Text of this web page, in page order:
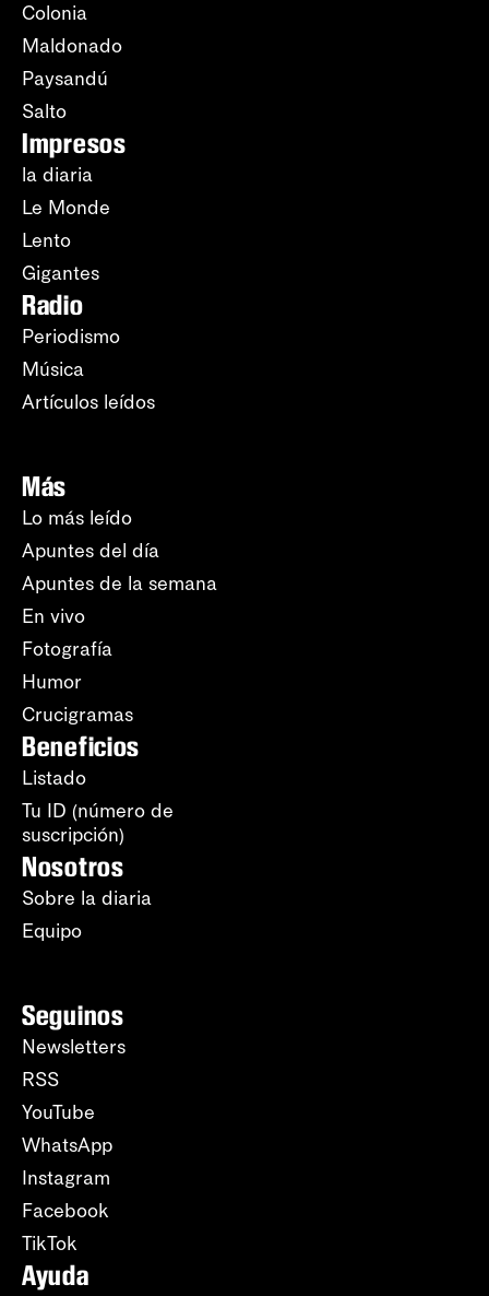
Colonia
Maldonado
Paysandú
Salto
Impresos
la diaria
Le Monde
Lento
Gigantes
Radio
Periodismo
Música
Artículos leídos
Más
Lo más leído
Apuntes del día
Apuntes de la semana
En vivo
Fotografía
Humor
Crucigramas
Beneficios
Listado
Tu ID (número de
suscripción)
Nosotros
Sobre la diaria
Equipo
Seguinos
Newsletters
RSS
YouTube
WhatsApp
Instagram
Facebook
TikTok
Ayuda